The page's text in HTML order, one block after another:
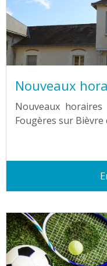
Nouveaux
Nouveaux
Fougères sur Bièvre